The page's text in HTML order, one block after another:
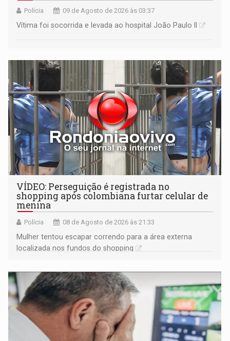
Polícia 09 de Agosto de 2026 às 03:37
Vítima foi socorrida e levada ao hospital João Paulo II
VÍDEO: Perseguição é registrada no
shopping após colombiana furtar celular de
menina
Polícia 08 de Agosto de 2026 às 21:33
Mulher tentou escapar correndo para a área externa
localizada nos fundos do shopping